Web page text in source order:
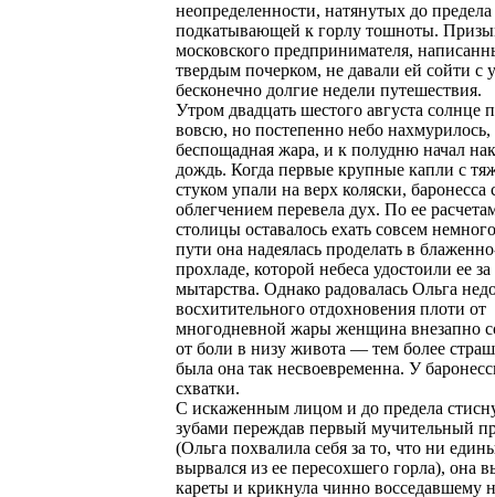
неопределенности, натянутых до
подкатывающей к горлу тошноты.
московского предпринимателя,
твердым почерком, не давали ей сойти с
бесконечно долгие недели путешествия.
Утром двадцать шестого августа солнце
вовсю, но постепенно небо нахмурилось,
беспощадная жара, и к полудню начал
дождь. Когда первые крупные капли с
стуком упали на верх коляски, баронесса
облегчением перевела дух. По ее
столицы оставалось ехать совсем
пути она надеялась проделать в
прохладе, которой небеса удостоили ее
мытарства. Однако радовалась Ольга
восхитительного отдохновения плоти от
многодневной жары женщина внезапно
от боли в низу живота — тем более
была она так несвоевременна. У
схватки.
С искаженным лицом и до предела
зубами переждав первый мучительный
(Ольга похвалила себя за то, что ни
вырвался из ее пересохшего горла), она
кареты и крикнула чинно восседавшему